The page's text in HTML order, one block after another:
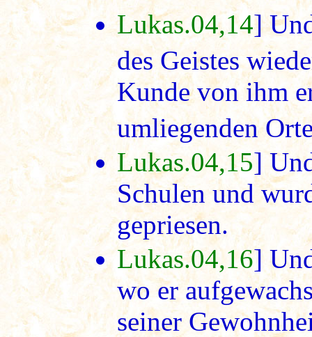
Lukas.04,14]
des Geistes
Kunde von ihm
umliegenden
Lukas.04,15]
Schulen und
gepriesen.
Lukas.04,16]
wo er
seiner